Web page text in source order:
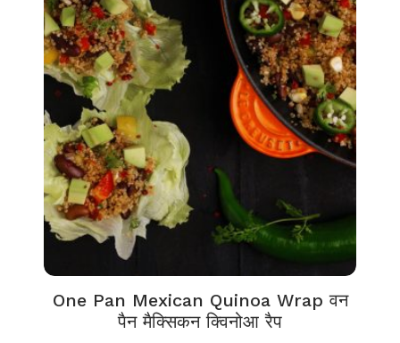
One Pan Mexican Quinoa Wrap वन
पैन मैक्सिकन क्विनोआ रैप